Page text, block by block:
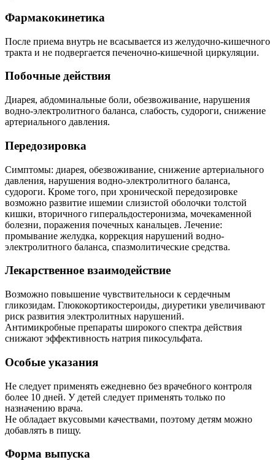
Фармакокинетика
После приема внутрь не всасывается из желудочно-кишечного
тракта и не подвергается печеночно-кишечной циркуляции.
Побочные действия
Диарея, абдоминальные боли, обезвоживание, нарушения
водно-электролитного баланса, слабость, судороги, снижение
артериального давления.
Передозировка
Симптомы: диарея, обезвоживание, снижение артериального
давления, нарушения водно-электролитного баланса,
судороги. Кроме того, при хронической передозировке
возможно развитие ишемии слизистой оболочки толстой
кишки, вторичного гиперальдостеронизма, мочекаменной
болезни, поражения почечных канальцев. Лечение:
промывание желудка, коррекция нарушений водно-
электролитного баланса, спазмолитические средства.
Лекарственное взаимодействие
Возможно повышение чувствительноси к сердечным
гликозидам. Глюкокортикостероиды, диуретики увеличивают
риск развития электролитных нарушений.
Антимикробные препараты широкого спектра действия
снижают эффективность натрия пикосульфата.
Особые указания
Не следует применять ежедневно без врачебного контроля
более 10 дней. У детей следует применять только по
назначению врача.
Не обладает вкусовыми качествами, поэтому детям можно
добавлять в пищу.
Форма выпуска